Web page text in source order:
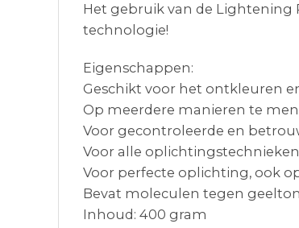
Het gebruik van de Lightening
technologie!
Eigenschappen:
Geschikt voor het ontkleuren
Op meerdere manieren te
Voor gecontroleerde en
Voor alle oplichtingstechnieken
Voor perfecte oplichting, ook
Bevat moleculen tegen
Inhoud: 400 gram